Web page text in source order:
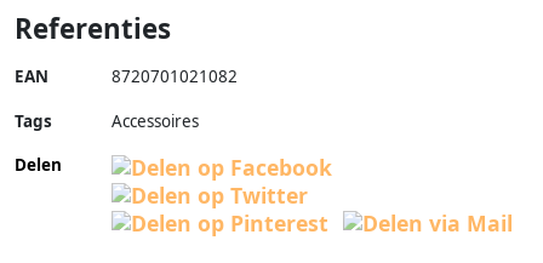
Referenties
EAN 8720701021082
Tags
Accessoires
Delen